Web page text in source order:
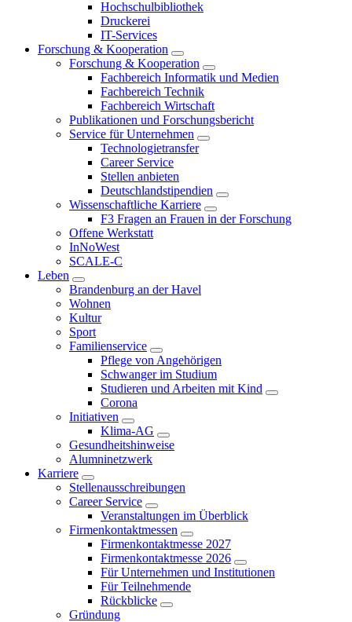
Hochschulbibliothek
Druckerei
IT-Services
Forschung & Kooperation
Forschung & Kooperation
Fachbereich Informatik und Medien
Fachbereich Technik
Fachbereich Wirtschaft
Publikationen und Forschungsbericht
Service für Unternehmen
Technologietransfer
Career Service
Stellen anbieten
Deutschlandstipendien
Wissenschaftliche Karriere
F3 Fragen an Frauen in der Forschung
Offene Werkstatt
InNoWest
SCALE-C
Leben
Brandenburg an der Havel
Wohnen
Kultur
Sport
Familienservice
Pflege von Angehörigen
Schwanger im Studium
Studieren und Arbeiten mit Kind
Corona
Initiativen
Klima-AG
Gesundheitshinweise
Alumninetzwerk
Karriere
Stellenausschreibungen
Career Service
Veranstaltungen im Überblick
Firmenkontaktmessen
Firmenkontaktmesse 2027
Firmenkontaktmesse 2026
Für Unternehmen und Institutionen
Für Teilnehmende
Rückblicke
Gründung